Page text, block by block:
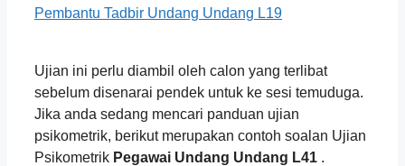
Pembantu Tadbir Undang Undang L19
Ujian ini perlu diambil oleh calon yang terlibat
sebelum disenarai pendek untuk ke sesi temuduga.
Jika anda sedang mencari panduan ujian
psikometrik, berikut merupakan contoh soalan Ujian
Psikometrik Pegawai Undang Undang L41 .